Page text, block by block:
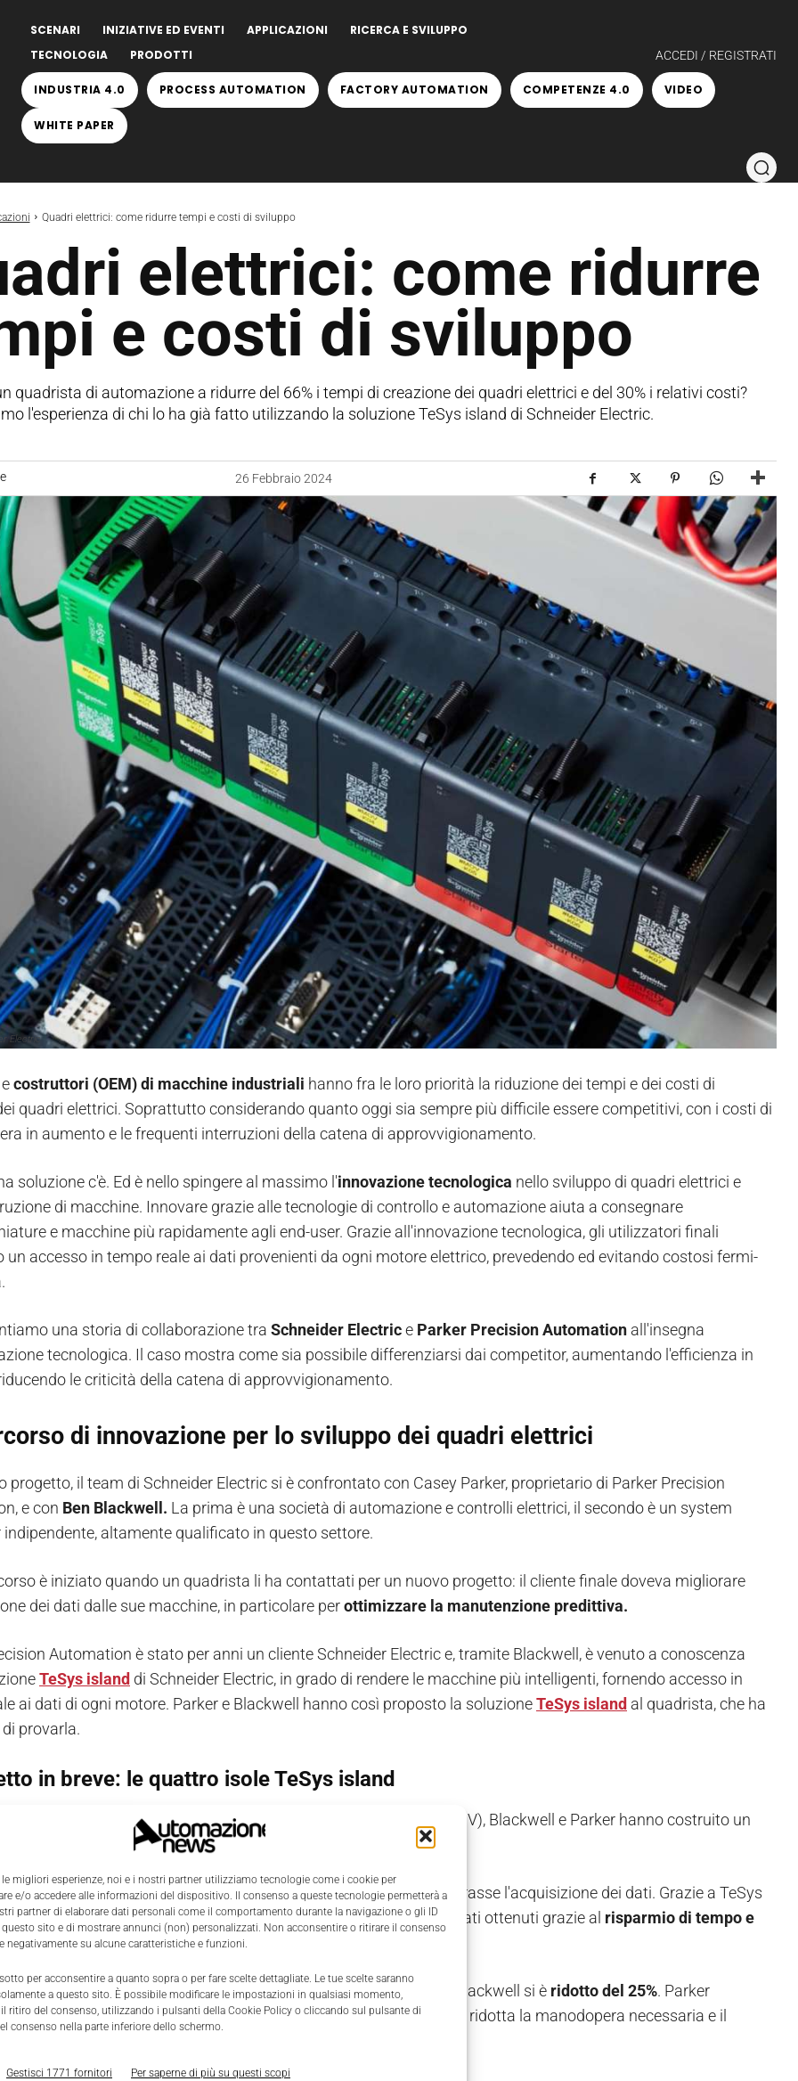
le migliori esperienze, noi e i nostri partner utilizziamo tecnologie come i cookie per
e/o accedere alle informazioni del dispositivo. Il consenso a queste tecnologie permetterà a
partner di elaborare dati personali come il comportamento durante la navigazione o gli ID
sito e di mostrare annunci (non) personalizzati. Non acconsentire o ritirare il consenso
negativamente su alcune caratteristiche e funzioni.
per acconsentire a quanto sopra o per fare scelte dettagliate. Le tue scelte saranno
a questo sito. È possibile modificare le impostazioni in qualsiasi momento,
ritiro del consenso, utilizzando i pulsanti della Cookie Policy o cliccando sul pulsante di
consenso nella parte inferiore dello schermo.
Gestisci 1771 fornitori Per saperne di più su questi scopi
SCENARI INIZIATIVE ED EVENTI APPLICAZIONI
RICERCA E SVILUPPO
TECNOLOGIA
PRODOTTI ACCEDI / REGISTRATI
INDUSTRIA 4.0 PROCESS AUTOMATION FACTORY AUTOMATION COMPETENZE 4.0 VIDEO
WHITE PAPER
Quadri elettrici: come ridurre tempi e costi di sviluppo
elettrici: come ridurre
e costi di sviluppo
quadrista di automazione a ridurre del 66% i tempi di creazione dei quadri elettrici e del 30% i relativi costi?
l'esperienza di chi lo ha già fatto utilizzando la soluzione TeSys island di Schneider Electric.
26 Febbraio 2024
Electric
ecostruttori (OEM) di macchine industriali hanno fra le loro priorità la riduzione dei tempi e dei costi di
quadri elettrici. Soprattutto considerando quanto oggi sia sempre più difficile essere competitivi, con i costi di
in aumento e le frequenti interruzioni della catena di approvvigionamento.
soluzione c'è. Ed è nello spingere al massimo l'innovazione tecnologica nello sviluppo di quadri elettrici e
di macchine. Innovare grazie alle tecnologie di controllo e automazione aiuta a consegnare
e macchine più rapidamente agli end-user. Grazie all'innovazione tecnologica, gli utilizzatori finali
un accesso in tempo reale ai dati provenienti da ogni motore elettrico, prevedendo ed evitando costosi fermi-
una storia di collaborazione tra Schneider Electrice Parker Precision Automation all'insegna
tecnologica. Il caso mostra come sia possibile differenziarsi dai competitor, aumentando l'efficienza in
le criticità della catena di approvvigionamento.
di innovazione per lo sviluppo dei quadri elettrici
progetto, il team di Schneider Electric si è confrontato con Casey Parker, proprietario di Parker Precision
e con Ben Blackwell. La prima è una società di automazione e controlli elettrici, il secondo è un system
altamente qualificato in questo settore.
è iniziato quando un quadrista li ha contattati per un nuovo progetto: il cliente finale doveva migliorare
dei dati dalle sue macchine, in particolare perottimizzare la manutenzione predittiva.
Automation è stato per anni un cliente Schneider Electric e, tramite Blackwell, è venuto a conoscenza
TeSys island di Schneider Electric, in grado di rendere le macchine più intelligenti, fornendo accesso in
ai dati di ogni motore. Parker e Blackwell hanno così proposto la soluzioneTeSys island al quadrista, che ha
provarla.
in breve: le quattro isole TeSys island
dovevano coprire più carichi motore, per un totale di 5.000 cavalli (CV), Blackwell e Parker hanno costruito un
quattro isole TeSys island.
al team di ingegneria era stata chiesta una soluzione che migliorasse l'acquisizione dei dati. Grazie a TeSys
è stato ben oltre le attese: i risultati più sorprendenti sono stati ottenuti grazie al risparmio di tempo e
il tempo di programmazioneimpiegato dal system integrator Blackwell si è ridotto del 25%. Parker
Automation ha prodotto i quadri in una settimana, invece di tre. Si è ridotta la manodopera necessaria e il